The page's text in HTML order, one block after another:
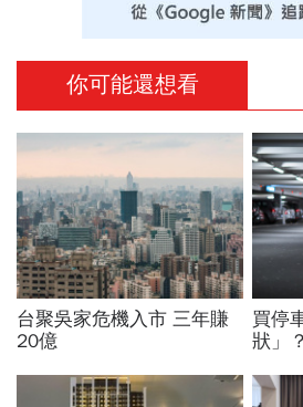
你可能還想看
台聚吳家危機入市 三年賺
20億
買停
狀」
紛